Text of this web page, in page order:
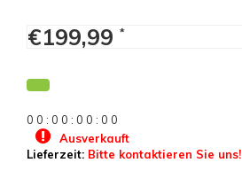
€199,99 *
0 0 : 0 0 : 0 0 : 0 0
Ausverkauft
Lieferzeit: Bitte kontaktieren Sie uns!